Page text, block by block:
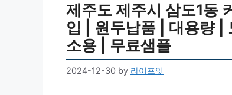
제주도 제주시 삼도1동
입 | 원두납품 | 대용량 |
소용 | 무료샘플
2024-12-30 by 라이프잇